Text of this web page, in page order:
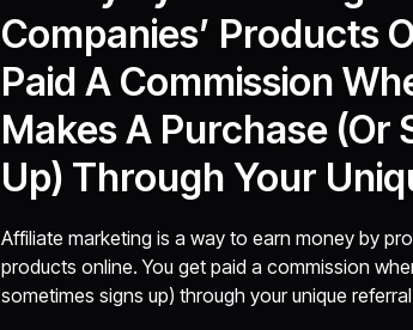
Companies’ Products
Paid A Commission
Makes A Purchase (or
Up) Through Your
Affiliate marketing is a way to earn money by
products online. You get paid a commission
sometimes signs up) through your unique